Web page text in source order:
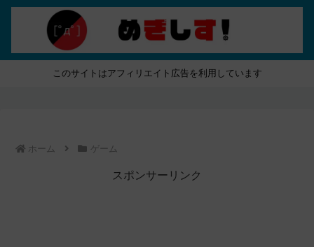
このサイトはアフィリエイト広告を利用しています
ホーム ゲーム
スポンサーリンク